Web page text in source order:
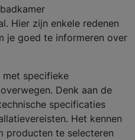
Hier zijn enkele redenen
je goed te informeren over
specifieke
Denk aan de
specificaties
Het kennen
producten te selecteren